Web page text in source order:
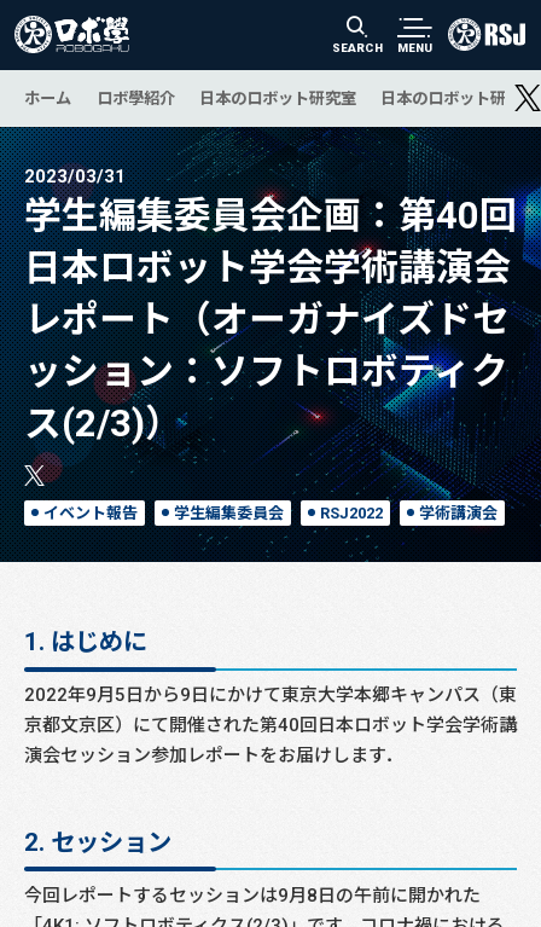
SEARCH MENU
ホーム ロボ學紹介 日本のロボット研究室 日本のロボット研究
2023/03/31
学生編集委員会企画：第40回
日本ロボット学会学術講演会
レポート（オーガナイズドセ
ッション：ソフトロボティク
ス(2/3)）
イベント報告 学生編集委員会 RSJ2022 学術講演会
1. はじめに
2022年9月5日から9日にかけて東京大学本郷キャンパス（東
京都文京区）にて開催された第40回日本ロボット学会学術講
演会セッション参加レポートをお届けします．
2. セッション
今回レポートするセッションは9月8日の午前に開かれた